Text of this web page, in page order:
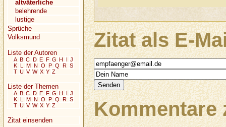
Zitat als E-
Kommentare
altväterliche
belehrende
lustige
Sprüche
Volksmund
Liste der Autoren
A B C D E F G H I J
K L M N O P Q R S
T U V W X Y Z
Liste der Themen
A B C D E F G H I J
K L M N O P Q R S
T U V W X Y Z
Zitat einsenden